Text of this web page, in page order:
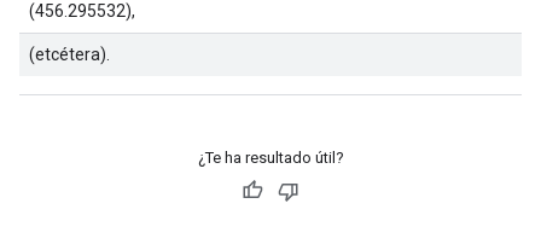
(456.295532),
(etcétera).
¿Te ha resultado útil?